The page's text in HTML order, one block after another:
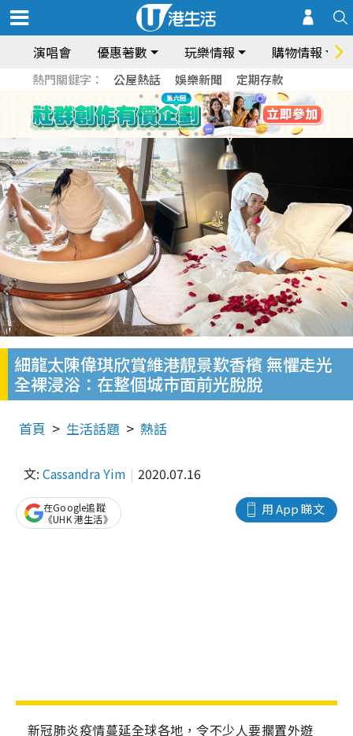
演唱會 優惠著數 玩樂情報 購物情報
熱門關鍵字： 公屋熱話 娛樂新聞 定期存款
細龍太陳偉琪欣賞維港靚景歎香檳 無懼走光
全裸浸浴：在整個城市面前光脫脫
首頁 生活話題 熱話
文: Cassandra Yim 2020.07.16
用 App 睇文
在Google追蹤
《UHK 港生活》
新冠肺炎疫情蔓延全球各地，令不少人要擱置外遊